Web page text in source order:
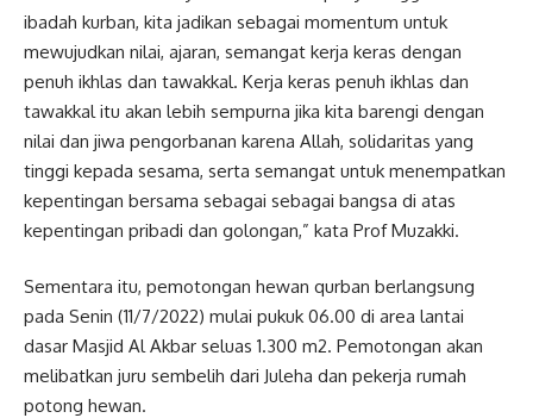
ibadah kurban, kita jadikan sebagai momentum untuk
mewujudkan nilai, ajaran, semangat kerja keras dengan
penuh ikhlas dan tawakkal. Kerja keras penuh ikhlas dan
tawakkal itu akan lebih sempurna jika kita barengi dengan
nilai dan jiwa pengorbanan karena Allah, solidaritas yang
tinggi kepada sesama, serta semangat untuk menempatkan
kepentingan bersama sebagai sebagai bangsa di atas
kepentingan pribadi dan golongan,” kata Prof Muzakki.
Sementara itu, pemotongan hewan qurban berlangsung
pada Senin (11/7/2022) mulai pukuk 06.00 di area lantai
dasar Masjid Al Akbar seluas 1.300 m2. Pemotongan akan
melibatkan juru sembelih dari Juleha dan pekerja rumah
potong hewan.